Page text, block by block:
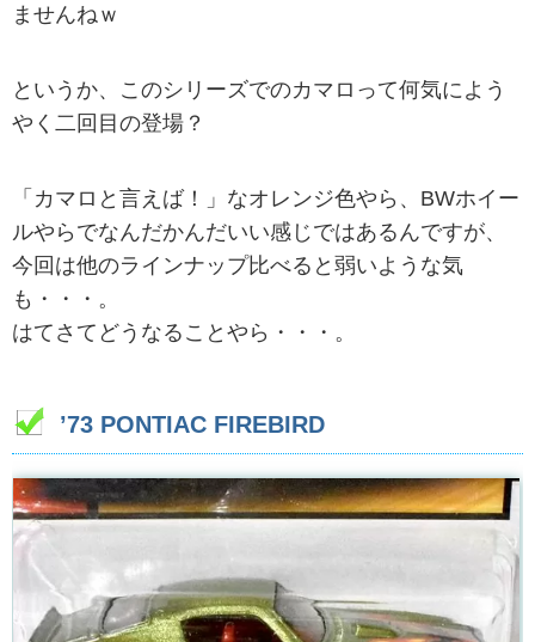
ませんねｗ
というか、このシリーズでのカマロって何気によう
やく二回目の登場？
「カマロと言えば！」なオレンジ色やら、BWホイー
ルやらでなんだかんだいい感じではあるんですが、
今回は他のラインナップ比べると弱いような気
も・・・。
はてさてどうなることやら・・・。
’73 PONTIAC FIREBIRD